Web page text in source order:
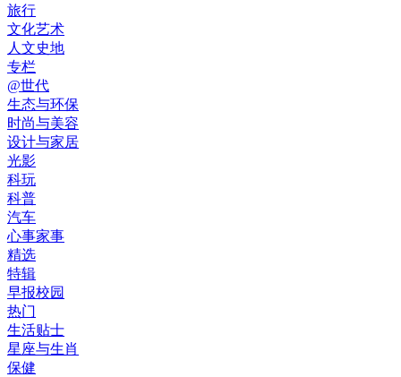
旅行
文化艺术
人文史地
专栏
@世代
生态与环保
时尚与美容
设计与家居
光影
科玩
科普
汽车
心事家事
精选
特辑
早报校园
热门
生活贴士
星座与生肖
保健